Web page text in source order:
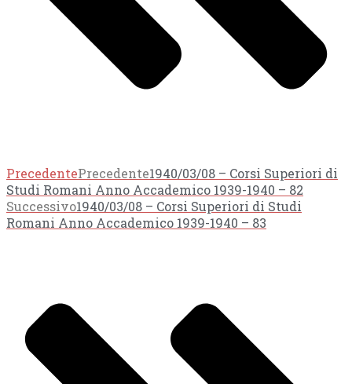
PrecedentePrecedente1940/03/08 – Corsi Superiori di
Studi Romani Anno Accademico 1939-1940 – 82
Successivo1940/03/08 – Corsi Superiori di Studi
Romani Anno Accademico 1939-1940 – 83